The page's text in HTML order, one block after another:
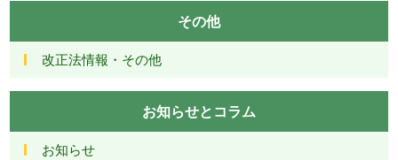
その他
改正法情報・その他
お知らせとコラム
お知らせ